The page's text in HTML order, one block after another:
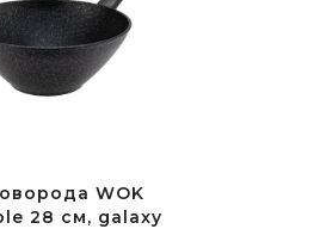
WOK
28 см, galaxy